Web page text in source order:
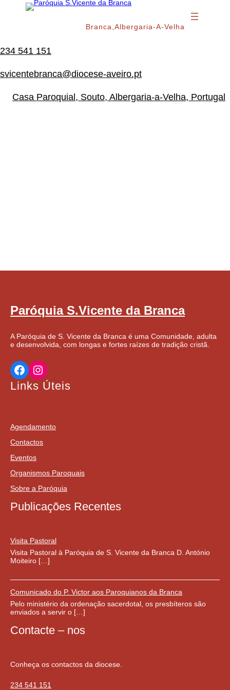
Branca,Albergaria-A-Velha
234 541 151
svicentebranca@diocese-aveiro.pt
Casa Paroquial, Souto, Albergaria-a-Velha, Portugal
Paróquia S.Vicente da Branca
A Paróquia de S. Vicente da Branca é uma Comunidade, adulta
e desenvolvida, com longas e fortes raízes de tradição cristã.
Facebook Instagram
Links Úteis
Agendamento
Contactos
Eventos
Organismos Paroquais
Sobre a Paróquia
Publicações Recentes
Visita Pastoral
Visita Pastoral à Paróquia de S. Vicente da Branca D. António
Moiteiro […]
Comunicado do P. Victor aos Paroquianos da Branca
Pelo ministério da ordenação sacerdotal, os presbíteros são
enviados a servir o […]
Contacte – nos
Conheça os contactos da diocese.
234 541 151